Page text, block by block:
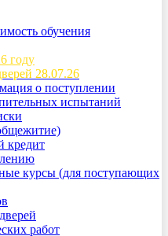
обучения
году
28.07.26
о поступлении
испытаний
кредит
курсы (для поступающих
работ